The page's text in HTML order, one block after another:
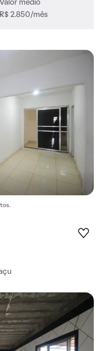
Valor médio
R$ 2.850/mês